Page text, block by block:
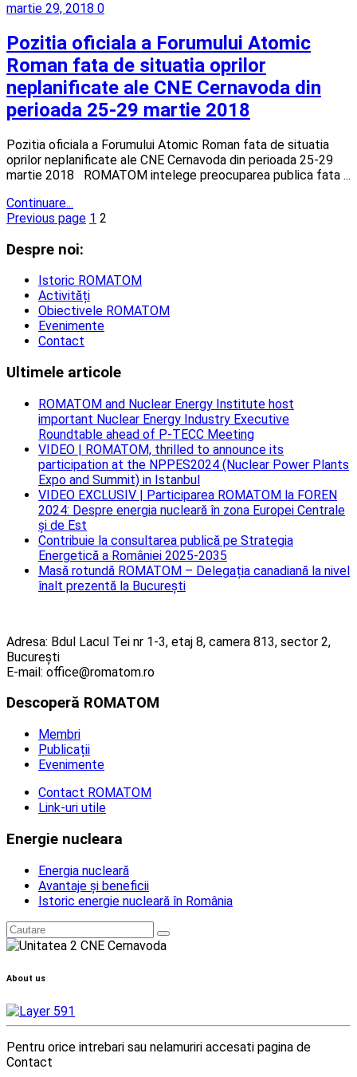
martie 29, 2018 0
Pozitia oficiala a Forumului Atomic
Roman fata de situatia oprilor
neplanificate ale CNE Cernavoda din
perioada 25-29 martie 2018
Pozitia oficiala a Forumului Atomic Roman fata de situatia
oprilor neplanificate ale CNE Cernavoda din perioada 25-29
martie 2018 ROMATOM intelege preocuparea publica fata ...
Continuare...
Previous page 1 2
Despre noi:
Istoric ROMATOM
Activități
Obiectivele ROMATOM
Evenimente
Contact
Ultimele articole
ROMATOM and Nuclear Energy Institute host
important Nuclear Energy Industry Executive
Roundtable ahead of P-TECC Meeting
VIDEO | ROMATOM, thrilled to announce its
participation at the NPPES2024 (Nuclear Power Plants
Expo and Summit) in Istanbul
VIDEO EXCLUSIV | Participarea ROMATOM la FOREN
2024: Despre energia nucleară în zona Europei Centrale
și de Est
Contribuie la consultarea publică pe Strategia
Energetică a României 2025-2035
Masă rotundă ROMATOM – Delegația canadiană la nivel
înalt prezentă la București
Adresa: Bdul Lacul Tei nr 1-3, etaj 8, camera 813, sector 2,
București
E-mail: office@romatom.ro
Descoperă ROMATOM
Membri
Publicații
Evenimente
Contact ROMATOM
Link-uri utile
Energie nucleara
Energia nucleară
Avantaje și beneficii
Istoric energie nucleară în România
About us
Pentru orice intrebari sau nelamuriri accesati pagina de
Contact